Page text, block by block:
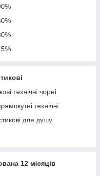
технічні чорні
технічні
для душу
харчові
12 місяців